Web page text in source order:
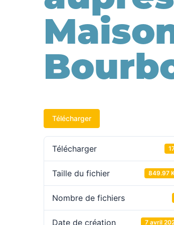
Télécharger
Télécharger
Taille du fichier 849.97
Nombre de fichiers
Date de création 7 avril